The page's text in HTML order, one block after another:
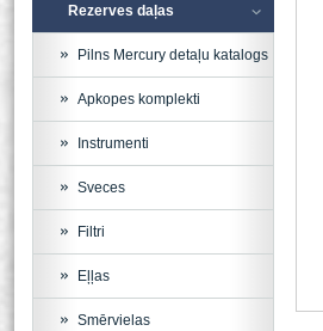
Rezerves daļas
Pilns Mercury detaļu katalogs
Apkopes komplekti
Instrumenti
Sveces
Filtri
Eļļas
Smērvielas